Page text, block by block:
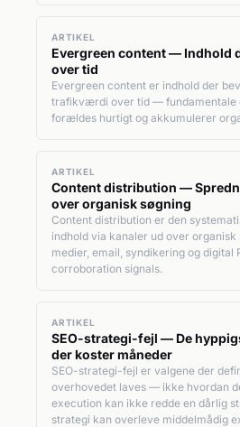
ARTIKEL
Evergreen content — Indhold
over tid
Evergreen content er indhold der
trafikværdi over tid — fundamentale
forældes hurtigt og akkumulerer
ARTIKEL
Content distribution —
over organisk søgning
Content distribution er den
indhold via kanaler ud over
medier, email, syndikering og digital
corroboration signals.
ARTIKEL
SEO-strategi-fejl — De
der koster måneder
SEO-strategi-fejl er valgene der
overhovedet laves — ikke hvordan
execution kan ikke redde en dårlig
strategi kan overleve middelmådig